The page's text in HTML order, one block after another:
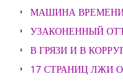
МАШИНА
УЗАКОНЕННЫЙ
В ГРЯЗИ И В
17 СТРАНИЦ ЛЖИ